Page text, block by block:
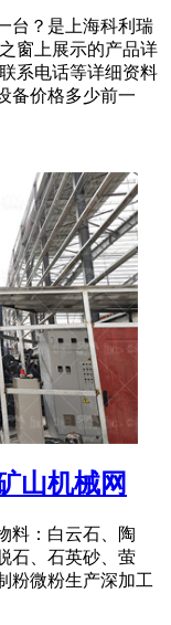
台？是上海科利瑞
窗上展示的产品详
系电话等详细资料
备价格多少前一
山机械网
料：白云石、陶
石、石英砂、萤
粉微粉生产深加工